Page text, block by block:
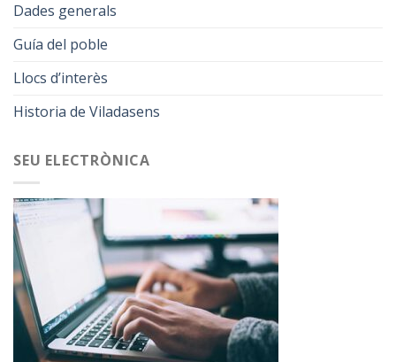
Dades generals
Guía del poble
Llocs d’interès
Historia de Viladasens
SEU ELECTRÒNICA